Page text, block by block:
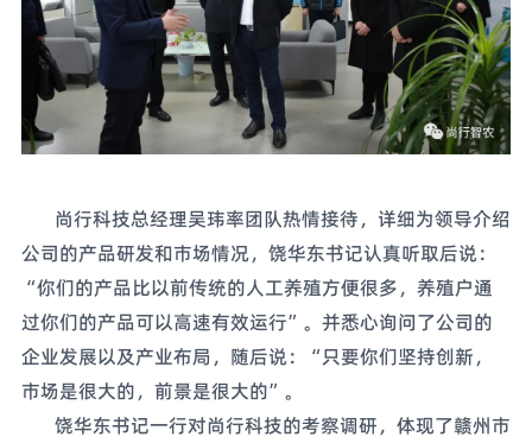
尚行科技总经理吴玮率团队热情接待，详细为领导介绍
公司的产品研发和市场情况，饶华东书记认真听取后说：
“你们的产品比以前传统的人工养殖方便很多，养殖户通
过你们的产品可以高速有效运行”。并悉心询问了公司的
企业发展以及产业布局，随后说：“只要你们坚持创新，
市场是很大的，前景是很大的”。
饶华东书记一行对尚行科技的考察调研，体现了赣州市